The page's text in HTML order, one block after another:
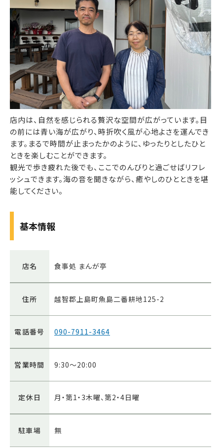
店内は、自然を感じられる贅沢な空間が広がっています。目
の前には青い海が広がり、時折吹く風が心地よさを運んでき
ます。まるで時間が止まったかのように、ゆったりとしたひと
ときを楽しむことができます。
観光で歩き疲れた後でも、ここでのんびりと過ごせばリフレ
ッシュできます。海の音を聞きながら、癒やしのひとときを堪
能してください。
基本情報
店名 食事処 まんが亭
住所 越智郡上島町魚島二番耕地125-2
電話番号 090-7911-3464
営業時間 9:30～20:00
定休日 月・第1・3木曜、第2・4日曜
駐車場 無